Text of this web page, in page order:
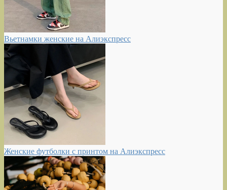
Вьетнамки женские на Алиэкспресс
Женские футболки с принтом на Алиэкспресс